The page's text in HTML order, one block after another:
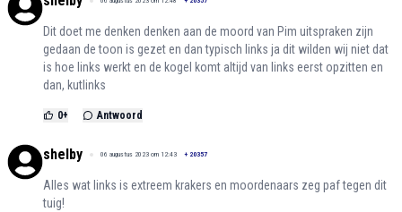
Dit doet me denken denken aan de moord van Pim uitspraken zijn
gedaan de toon is gezet en dan typisch links ja dit wilden wij niet dat
is hoe links werkt en de kogel komt altijd van links eerst opzitten en
dan, kutlinks
0+ Antwoord
shelby 06 augustus 2023 om 12:43 + 20357
Alles wat links is extreem krakers en moordenaars zeg paf tegen dit
tuig!